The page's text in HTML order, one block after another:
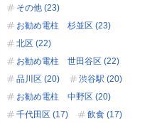
その他 (23)
お勧め電柱 杉並区 (23)
北区 (22)
お勧め電柱 世田谷区 (22)
品川区 (20)
渋谷駅 (20)
お勧め電柱 中野区 (20)
千代田区 (17)
飲食 (17)